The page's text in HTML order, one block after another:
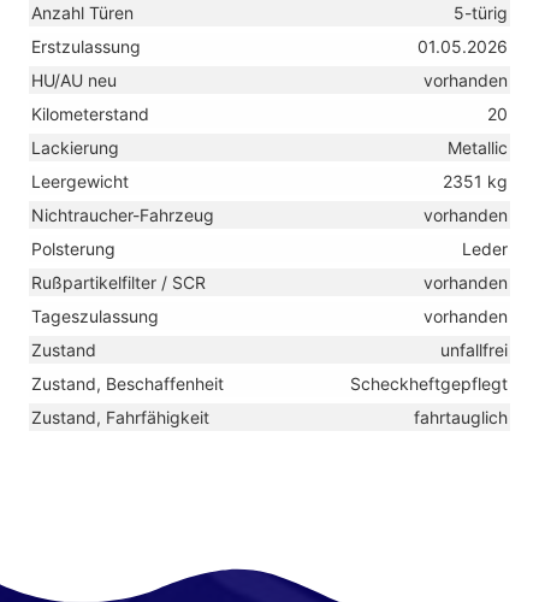
Anzahl Türen
5-türig
Erstzulassung
01.05.2026
HU/AU neu
vorhanden
Kilometerstand
20
Lackierung
Metallic
Leergewicht
2351 kg
Nichtraucher-Fahrzeug
vorhanden
Polsterung
Leder
Rußpartikelfilter / SCR
vorhanden
Tageszulassung
vorhanden
Zustand
unfallfrei
Zustand, Beschaffenheit
Scheckheftgepflegt
Zustand, Fahrfähigkeit
fahrtauglich